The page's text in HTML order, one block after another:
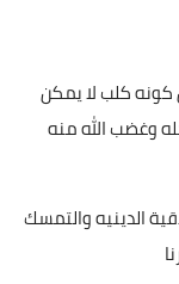
كلب لا يمكن
وغضب الله منه
الدينيه والتمسك